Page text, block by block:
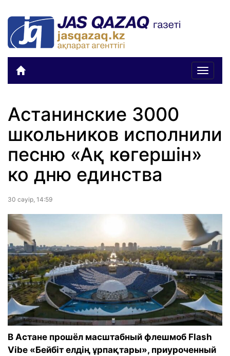
Toggle
Астанинские 3000
школьников исполнили
песню «Ақ көгершін»
ко дню единства
30 сәуiр, 14:59
В Астане прошёл масштабный флешмоб Flash
Vibe «Бейбіт елдің ұрпақтары», приуроченный